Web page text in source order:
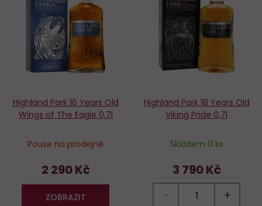
Highland Park 16 Years Old
Wings of The Eagle 0,7l
Pouze na prodejně
2 290 Kč
ZOBRAZIT
Highland Park 18 Years Old
Viking Pride 0,7l
Skladem 0 ks
3 790 Kč
− +